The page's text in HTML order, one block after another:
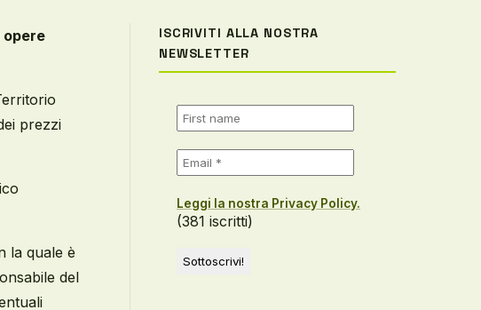
opere
prezzi
la quale è
del
ISCRIVITI ALLA NOSTRA
NEWSLETTER
Leggi la nostra Privacy Policy.
(381 iscritti)